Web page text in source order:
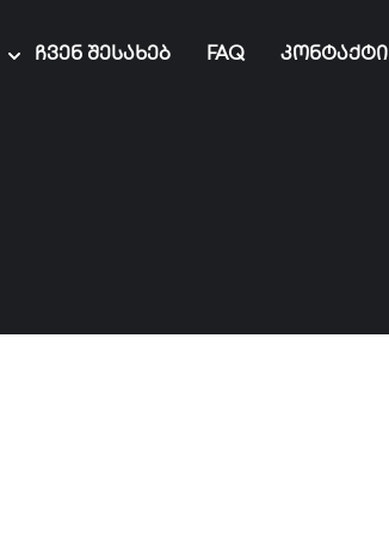
Ჩვენ Შესახებ FAQ Კონტაქტი